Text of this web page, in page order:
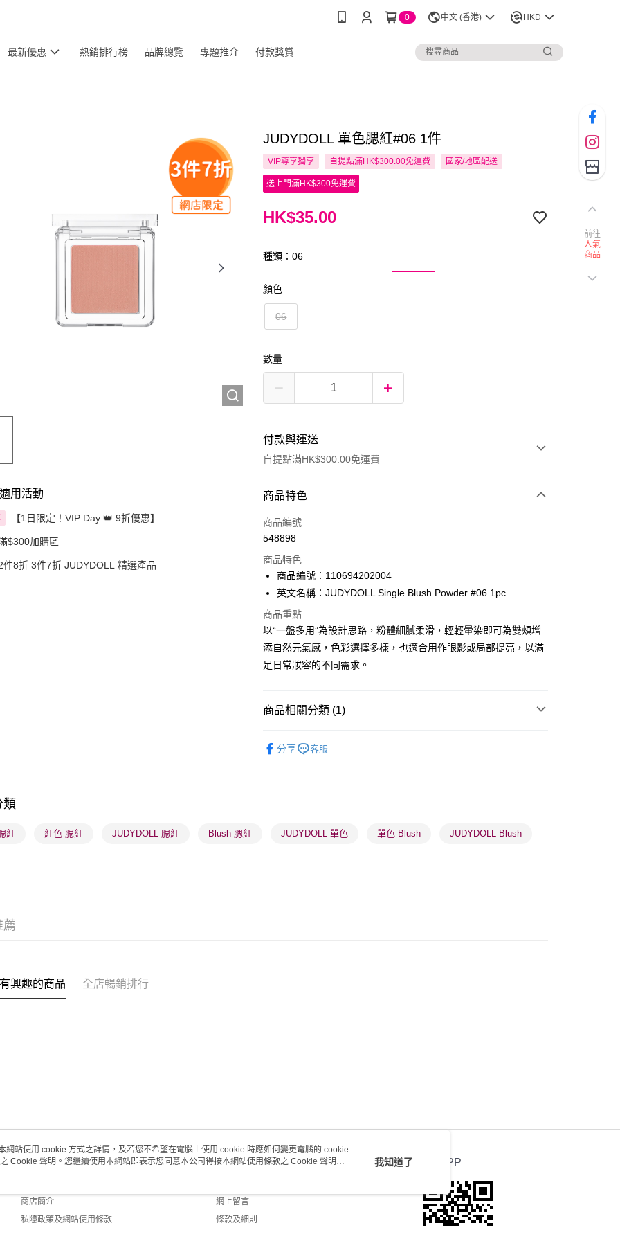
0 中文 (香港) HKD
最新優惠 熱銷排行榜 品牌總覽 專題推介 付款獎賞
用活動
【1日限定！VIP Day 👑 9折優惠】
$300加購區
件8折 3件7折 JUDYDOLL 精選產品
JUDYDOLL 單色腮紅#06 1件
VIP尊享獨享 自提點滿HK$300.00免運費 國家/地區配送
送上門滿HK$300免運費
HK$35.00
種類：06
顏色
06
數量
付款與運送
自提點滿HK$300.00免運費
付款方式
信用卡
AlipayHK
PayMe
WeChat Pay
BoC Pay
順豐自助櫃 - 確認發貨後1-3個工作天送達
商品特色
商品編號
548898
商品特色
商品編號：110694202004
英文名稱：JUDYDOLL Single Blush Powder #06 1pc
商品重點
以“一盤多用”為設計思路，粉體細膩柔滑，輕輕暈染即可為雙頰增
添自然元氣感，色彩選擇多樣，也適合用作眼影或局部提亮，以滿
足日常妝容的不同需求。
商品相關分類 (1)
分享
客服
類
紅 紅色 腮紅 JUDYDOLL 腮紅 Blush 腮紅 JUDYDOLL 單色 單色 Blush JUDYDOLL Blush
薦
興趣的商品 全店暢銷排行
關於我們
商店簡介
私隱政策及網站使用條款
客戶服務
網上留言
條款及細則
官方APP
前往
人氣
商品
網站使用 cookie 方式之詳情，及若您不希望在電腦上使用 cookie 時應如何變更電腦的 cookie
之 Cookie 聲明。您繼續使用本網站即表示您同意本公司得按本網站使用條款之 Cookie 聲明使
我知道了